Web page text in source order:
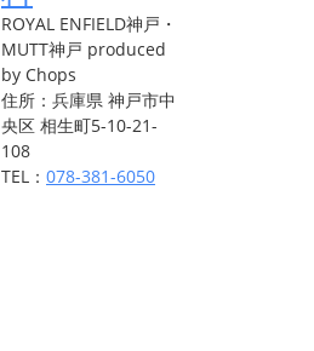
ROYAL ENFIELD神戸・
MUTT神戸 produced
by Chops
住所：兵庫県 神戸市中
央区 相生町5-10-21-
108
TEL： 078-381-6050